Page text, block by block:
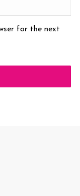
for the next